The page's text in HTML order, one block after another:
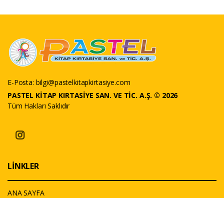
E-Posta: bilgi@pastelkitapkirtasiye.com
PASTEL KİTAP KIRTASİYE SAN. VE TİC. A.Ş. © 2026
Tüm Hakları Saklıdır
LİNKLER
ANA SAYFA